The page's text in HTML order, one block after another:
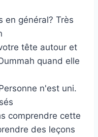
en général? Très
tête autour et
quand elle
n'est uni.
comprendre cette
des leçons